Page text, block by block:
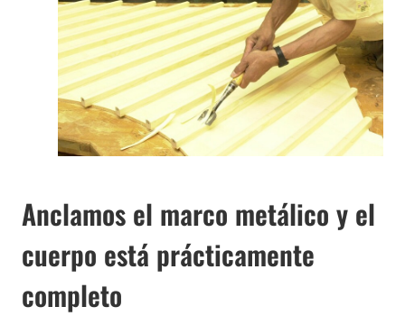
Anclamos el marco metálico y el
cuerpo está prácticamente
completo